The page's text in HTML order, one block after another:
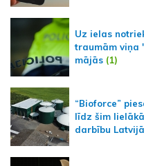
Uz ielas
traumām viņa
mājās (1)
“Bioforce”
līdz šim
darbību Latvijā